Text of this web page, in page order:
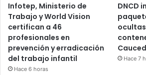
Infotep, Ministerio de
Trabajo y World Vision
certifican a 46
profesionales en
prevención y erradicación
del trabajo infantil
Hace 6 horas
DNCD
Hace 7